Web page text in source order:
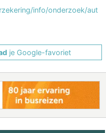
info/onderzoek/aut
je Google-favoriet